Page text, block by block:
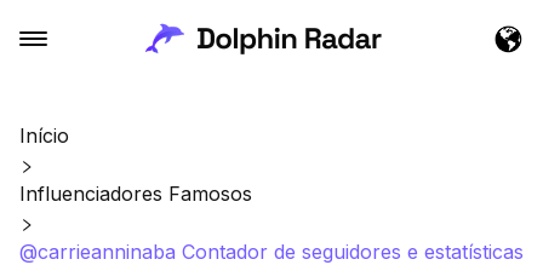
Início
Influenciadores Famosos
@carrieanninaba Contador de seguidores e estatísticas